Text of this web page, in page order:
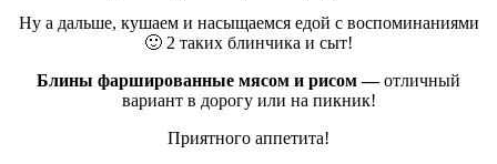
Ну а дальше, кушаем и насыщаемся едой с воспоминаниями
🙂 2 таких блинчика и сыт!
Блины фаршированные мясом и рисом —отличный
вариант в дорогу или на пикник!
Приятного аппетита!